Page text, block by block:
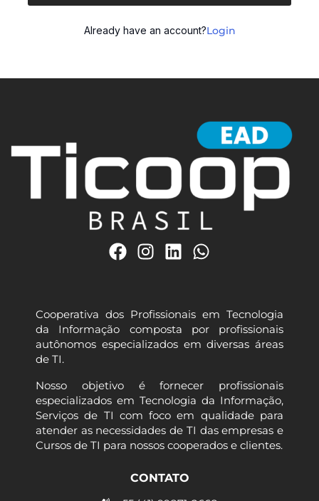
Already have an account?Login
Cooperativa dos Profissionais em Tecnologia
da Informação composta por profissionais
autônomos especializados em diversas áreas
de TI.
Nosso objetivo é fornecer profissionais
especializados em Tecnologia da Informação,
Serviços de TI com foco em qualidade para
atender as necessidades de TI das empresas e
Cursos de TI para nossos cooperados e clientes.
CONTATO